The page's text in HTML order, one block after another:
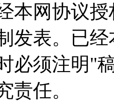
本网协议
发表。已
必须注明"
责任。